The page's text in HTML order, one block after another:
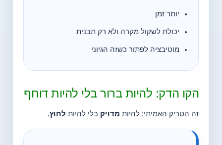
יותר זמן
יכולת לשקול מקרה ולא רק תבנית
מוטיבציה לפתור כשזה הגיוני
הקו הדק: להיות ברור בלי להיות דוחף
זה הטריק האמיתי: להיות מדויק בלי להיות לחוץ.